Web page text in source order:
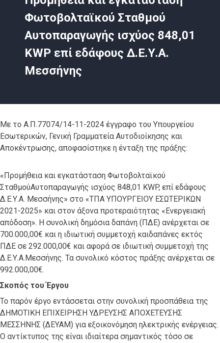
Φωτοβολταϊκού Σταθμού
Αυτοπαραγωγής ισχύος 848,01
KWP επί εδάφους Δ.Ε.Υ.Α.
Μεσσήνης
Mε το Α.Π.77074/14-11-2024 έγγραφο του Υπουργείου
Εσωτερικών, Γενική Γραμματεία Αυτοδιοίκησης και
Απoκέντρωσης, αποφασίστηκε η ένταξη της πράξης:
«Προμήθεια και εγκατάσταση Φωτοβολταϊκού
ΣταθμούΑυτοπαραγωγής ισχύος 848,01 KWP, επί εδάφους
Δ.Ε.Υ.Α. Μεσσήνης» στο «ΤΠΑ ΥΠΟΥΡΓΕΙΟΥ ΕΣΩΤΕΡΙΚΩΝ
2021-2025» και στον άξονα προτεραιότητας «Ενεργειακή
απόδοση». Η συνολική δημόσια δαπάνη (ΠΔΕ) ανέρχεται σε
700.000,00€ και η ιδιωτική συμμετοχή καιδαπάνες εκτός
ΠΔΕ σε 292.000,00€ και αφορά σε ιδιωτική συμμετοχή της
Δ.Ε.Υ.Α.Μεσσήνης. Τα συνολικό κόστος πράξης ανέρχεται σε
992.000,00€.
Σκοπός του Έργου
Το παρόν έργο εντάσσεται στην συνολική προσπάθεια της
ΔΗΜΟΤΙΚΗ ΕΠΙΧΕΙΡΗΣΗ ΥΔΡΕΥΣΗΣ ΑΠΟΧΕΤΕΥΣΗΣ
ΜΕΣΣΗΝΗΣ (ΔΕΥΑΜ) για εξοικονόμηση ηλεκτρικής ενέργειας.
Ο αντίκτυπος της είναι ιδιαίτερα σημαντικός τόσο σε